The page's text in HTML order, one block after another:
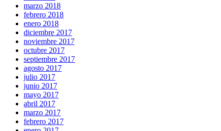
marzo 2018
febrero 2018
enero 2018
diciembre 2017
noviembre 2017
octubre 2017
septiembre 2017
agosto 2017
julio 2017
junio 2017
mayo 2017
abril 2017
marzo 2017
febrero 2017